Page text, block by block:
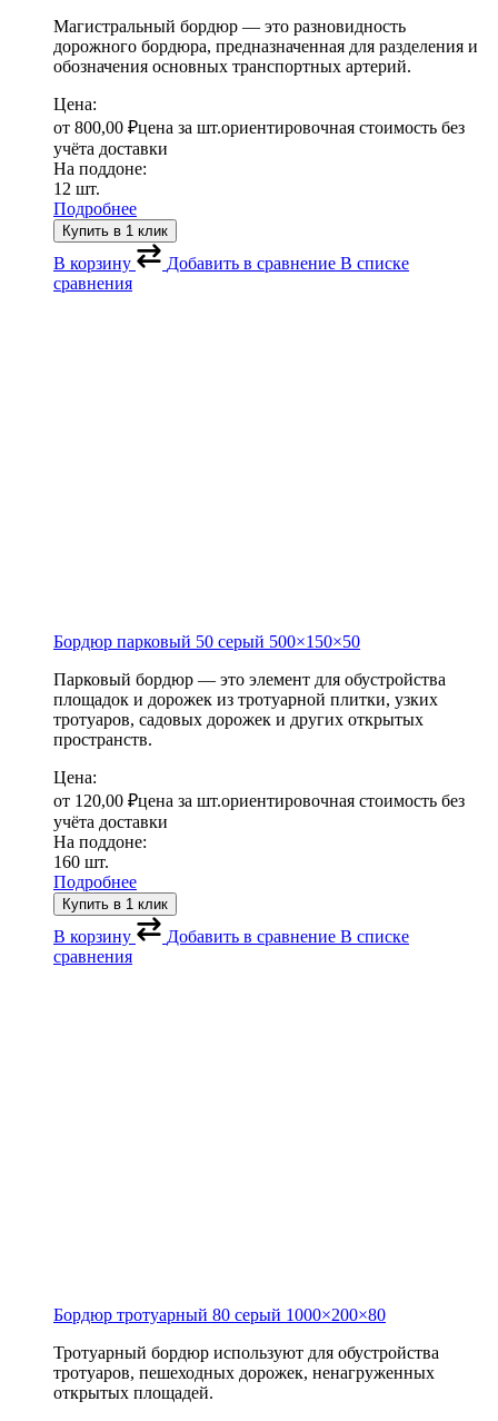
Магистральный бордюр — это разновидность
дорожного бордюра, предназначенная для разделения и
обозначения основных транспортных артерий.
Цена:
от 800,00 ₽цена за шт.ориентировочная стоимость без
учёта доставки
На поддоне:
12 шт.
Подробнее
Купить в 1 клик
В корзину Добавить в сравнение В списке
сравнения
Бордюр парковый 50 серый 500×150×50
Парковый бордюр — это элемент для обустройства
площадок и дорожек из тротуарной плитки, узких
тротуаров, садовых дорожек и других открытых
пространств.
Цена:
от 120,00 ₽цена за шт.ориентировочная стоимость без
учёта доставки
На поддоне:
160 шт.
Подробнее
Купить в 1 клик
В корзину Добавить в сравнение В списке
сравнения
Бордюр тротуарный 80 серый 1000×200×80
Тротуарный бордюр используют для обустройства
тротуаров, пешеходных дорожек, ненагруженных
открытых площадей.